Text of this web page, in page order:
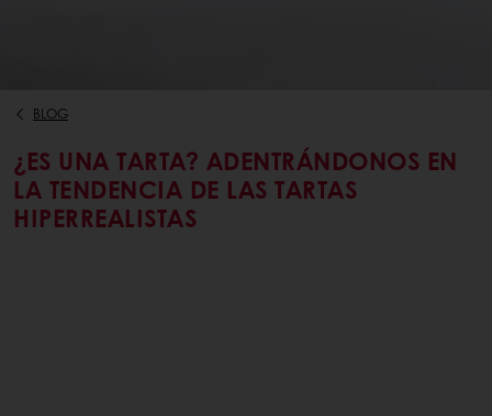
BLOG
¿ES UNA TARTA? ADENTRÁNDONOS EN
LA TENDENCIA DE LAS TARTAS
HIPERREALISTAS